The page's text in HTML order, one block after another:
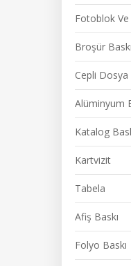
Fotoblok Ve
Broşür
Cepli Dosya
Alüminyum
Katalog
Kartvizit
Tabela
Afiş Baskı
Folyo Baskı